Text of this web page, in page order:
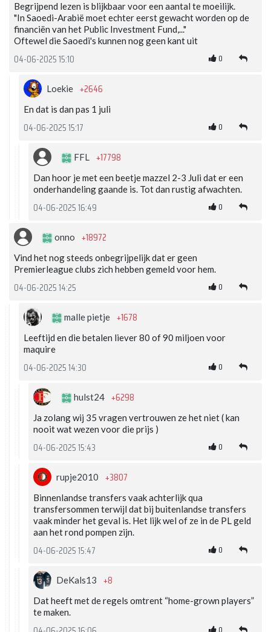
Begrijpend lezen is blijkbaar voor een aantal te moeilijk.
"In Saoedi-Arabië moet echter eerst gewacht worden op de
financiën van het Public Investment Fund,..."
Oftewel die Saoedi's kunnen nog geen kant uit
04-06-2025 15:10 0
Loekie +2646
En dat is dan pas 1 juli
04-06-2025 15:17 0
FFL +17798
Dan hoor je met een beetje mazzel 2-3 Juli dat er een
onderhandeling gaande is. Tot dan rustig afwachten.
04-06-2025 16:49 0
onno +18972
Vind het nog steeds onbegrijpelijk dat er geen
Premierleague clubs zich hebben gemeld voor hem.
04-06-2025 14:25 0
malle pietje +1678
Leeftijd en die betalen liever 80 of 90 miljoen voor
maquire
04-06-2025 14:30 0
hulst24 +6298
Ja zolang wij 35 vragen vertrouwen ze het niet ( kan
nooit wat wezen voor die prijs )
04-06-2025 15:43 0
rupje2010 +3807
Binnenlandse transfers vaak achterlijk qua
transfersommen terwijl dat bij buitenlandse transfers
vaak minder het geval is. Het lijk wel of ze in de PL geld
aan het rond pompen zijn.
04-06-2025 15:47 0
DeKals13 +8
Dat heeft met de regels omtrent “home-grown players”
te maken.